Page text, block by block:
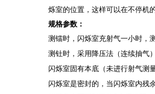
烁室的位置，这样可以在不停机
规格参数：
测镭时，闪烁室充射气一小时，
测钍时，采用降压法（连续抽气
闪烁室固有本底（未进行射气测
闪烁室是密封的，当闪烁室内残